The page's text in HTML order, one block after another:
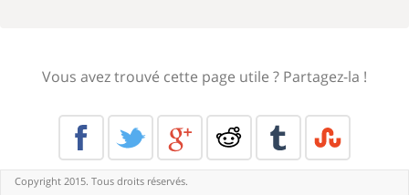
Vous avez trouvé cette page utile ? Partagez-la !
Copyright 2015. Tous droits réservés.